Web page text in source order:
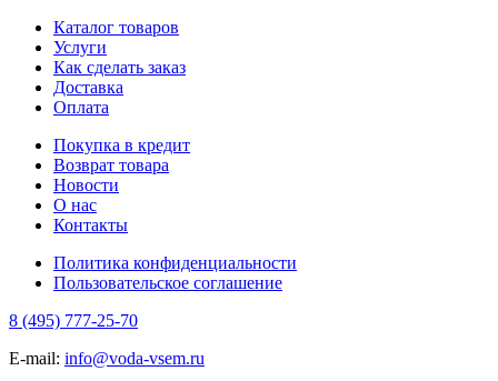
Каталог товаров
Услуги
Как сделать заказ
Доставка
Оплата
Покупка в кредит
Возврат товара
Новости
О нас
Контакты
Политика конфиденциальности
Пользовательское соглашение
8 (495) 777-25-70
E-mail: info@voda-vsem.ru